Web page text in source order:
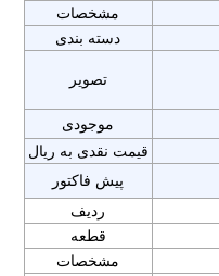
مشخصات
دسته بندی
تصویر
موجودی
قیمت نقدی به ریال
پیش فاکتور
ردیف
قطعه
مشخصات